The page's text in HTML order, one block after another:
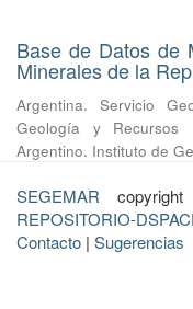
Base de Datos de
Minerales de la
Argentina. Servicio
Geología y Recursos
Argentino. Instituto de
SEGEMAR
REPOSITORIO-
Contacto | Sugerencias